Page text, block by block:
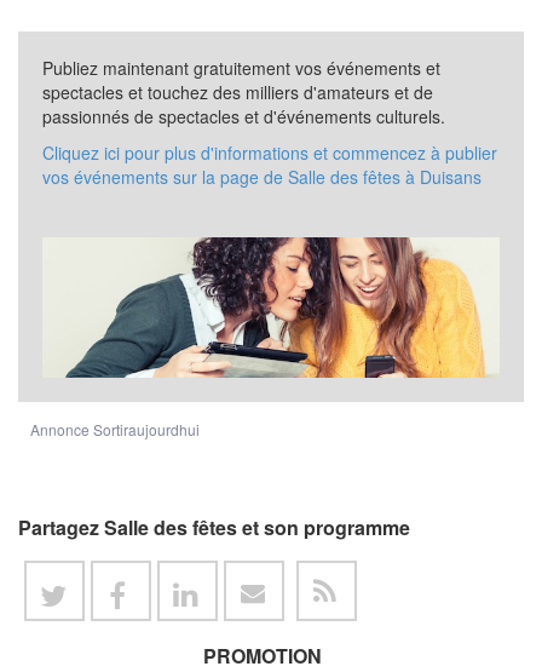
Publiez maintenant gratuitement vos événements et
spectacles et touchez des milliers d'amateurs et de
passionnés de spectacles et d'événements culturels.
Cliquez ici pour plus d'informations et commencez à publier
vos événements sur la page de Salle des fêtes à Duisans
Annonce Sortiraujourdhui
Partagez Salle des fêtes et son programme
PROMOTION